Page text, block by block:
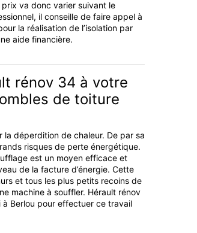
prix va donc varier suivant le
il conseille de faire appel à
la réalisation de l’isolation par
aide financière.
rénov 34 à votre
de toiture
la déperdition de chaleur. De par sa
risques de perte énergétique.
est un moyen efficace et
de la facture d’énergie. Cette
et tous les plus petits recoins de
machine à souffler. Hérault rénov
Berlou pour effectuer ce travail